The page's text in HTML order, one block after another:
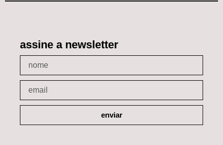
assine a newsletter
enviar